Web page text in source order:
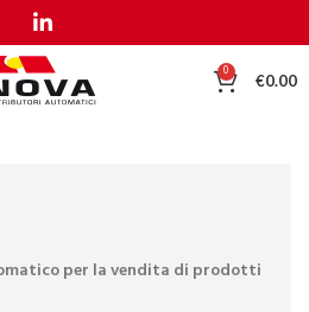
0 €0.00
per la vendita di prodotti
MENU
MENU